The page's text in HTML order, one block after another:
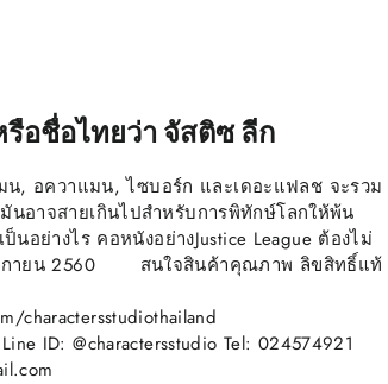
อชื่อไทยว่า จัสติซ ลีก
น, อควาแมน, ไซบอร์ก และเดอะแฟลช จะรวม
อาจสายเกินไปสำหรับการพิทักษ์โลกให้พ้น
นอย่างไร คอหนังอย่างJustice League ต้องไม่
จิกายน 2560 สนใจสินค้าคุณภาพ ลิขสิทธิ์แท้
charactersstudiothailand
ID: @charactersstudio Tel: 024574921